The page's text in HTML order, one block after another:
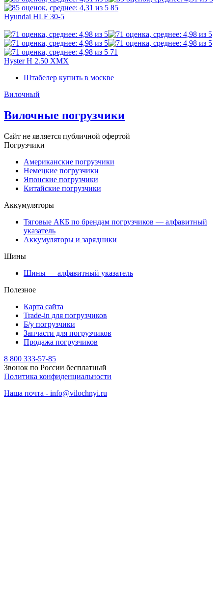
85
Hyundai HLF 30-5
71
Hyster H 2.50 XMX
Штабелер купить в москве
Вилочный
Вилочные погрузчики
Сайт не является публичной офертой
Погрузчики
Американские погрузчики
Немецкие погрузчики
Японские погрузчики
Китайские погрузчики
Аккумуляторы
Тяговые АКБ по брендам погрузчиков — алфавитный
указатель
Аккумуляторы и зарядники
Шины
Шины — алфавитный указатель
Полезное
Карта сайта
Trade-in для погрузчиков
Б/у погрузчики
Запчасти для погрузчиков
Продажа погрузчиков
8 800 333-57-85
Звонок по России бесплатный
Политика конфиденциальности
Наша почта - info@vilochnyi.ru